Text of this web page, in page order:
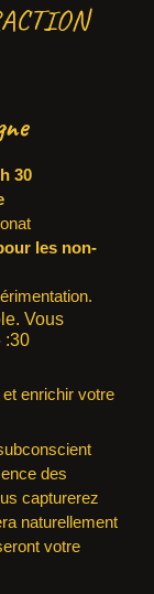
30
les non-
Vous
:30
enrichir votre
des
capturerez
naturellement
votre